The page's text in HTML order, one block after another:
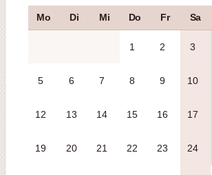
Mo Di Mi Do Fr Sa
1 2 3
5 6 7 8 9 10
12 13 14 15 16 17
19 20 21 22 23 24